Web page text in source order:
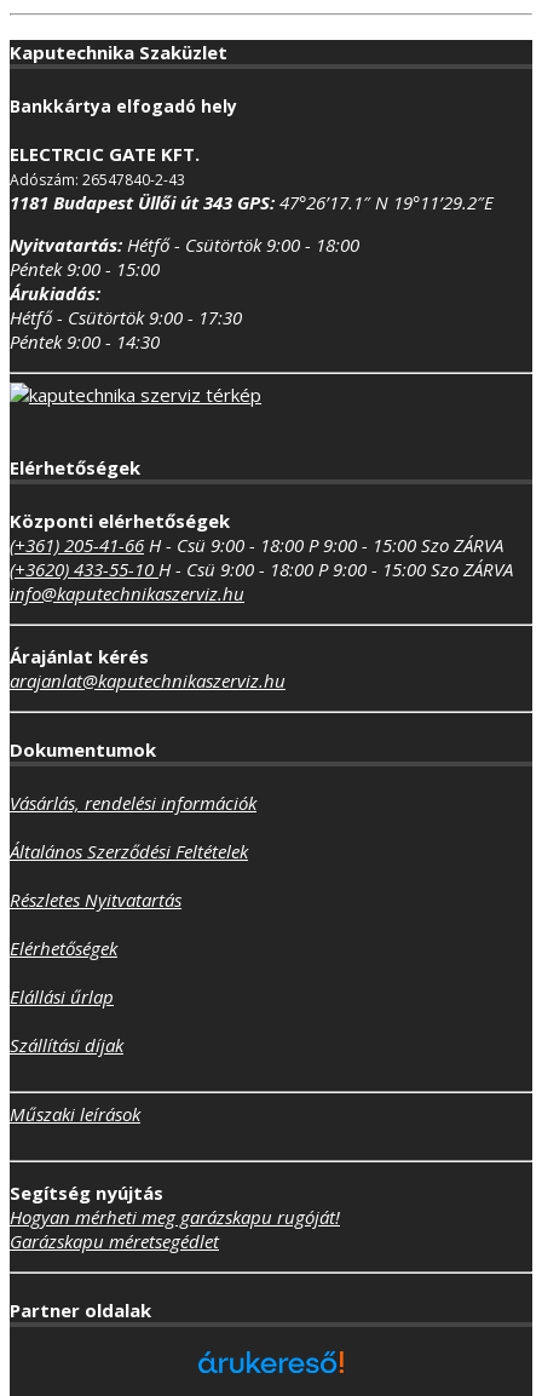
Kaputechnika Szaküzlet
Bankkártya elfogadó hely
ELECTRCIC GATE KFT.
Adószám: 26547840-2-43
1181 Budapest Üllői út 343 GPS: 47°26’17.1″ N 19°11’29.2″E
Nyitvatartás: Hétfő - Csütörtök 9:00 - 18:00
Péntek 9:00 - 15:00
Árukiadás:
Hétfő - Csütörtök 9:00 - 17:30
Péntek 9:00 - 14:30
Elérhetőségek
Központi elérhetőségek
(+361) 205-41-66 H - Csü 9:00 - 18:00 P 9:00 - 15:00 Szo ZÁRVA
(+3620) 433-55-10 H - Csü 9:00 - 18:00 P 9:00 - 15:00 Szo ZÁRVA
info@kaputechnikaszerviz.hu
Árajánlat kérés
arajanlat@kaputechnikaszerviz.hu
Dokumentumok
Vásárlás, rendelési információk
Általános Szerződési Feltételek
Részletes Nyitvatartás
Elérhetőségek
Elállási űrlap
Szállítási díjak
Műszaki leírások
Segítség nyújtás
Hogyan mérheti meg garázskapu rugóját!
Garázskapu méretsegédlet
Partner oldalak